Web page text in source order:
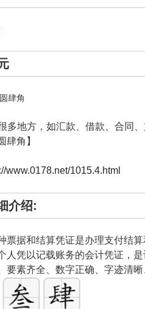
肆角
多地方，如汇款、借款、合同
肆角】
www.0178.net/1015.4.html
介绍:
票据和结算凭证是办理支付结
人凭以记载账务的会计凭证，
要素齐全、数字正确、字迹清晰